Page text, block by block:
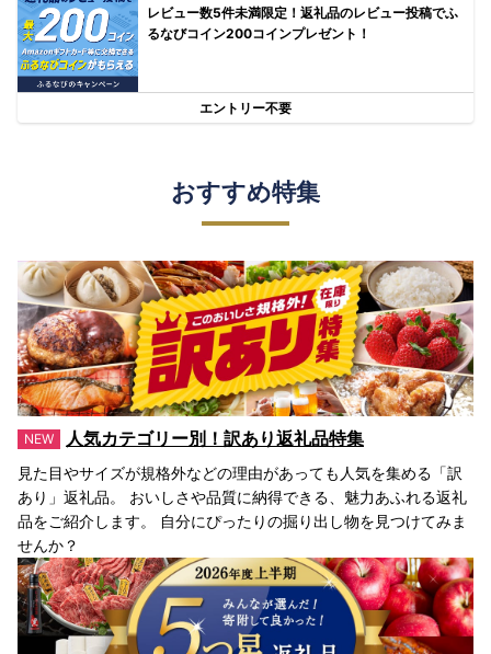
レビュー数5件未満限定！返礼品のレビュー投稿でふ
るなびコイン200コインプレゼント！
エントリー不要
おすすめ特集
人気カテゴリー別！訳あり返礼品特集
見た目やサイズが規格外などの理由があっても人気を集める「訳
あり」返礼品。 おいしさや品質に納得できる、魅力あふれる返礼
品をご紹介します。 自分にぴったりの掘り出し物を見つけてみま
せんか？